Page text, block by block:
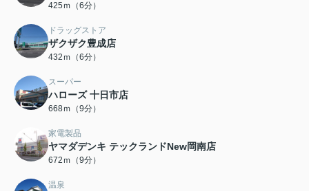
425ｍ（6分）
ドラッグストア
ザクザク豊成店
432ｍ（6分）
スーパー
ハローズ 十日市店
668ｍ（9分）
家電製品
ヤマダデンキ テックランドNew岡南店
672ｍ（9分）
温泉